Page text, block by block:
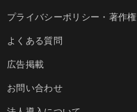
プライバシーポリシー・著作権
よくある質問
広告掲載
お問い合わせ